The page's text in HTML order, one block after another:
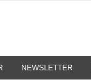
NEWSLETTER